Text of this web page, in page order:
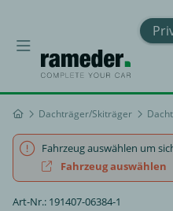
Dachträger/Skiträger
Fahrzeug auswählen um
Fahrzeug auswählen
Art-Nr.: 191407-06384-1